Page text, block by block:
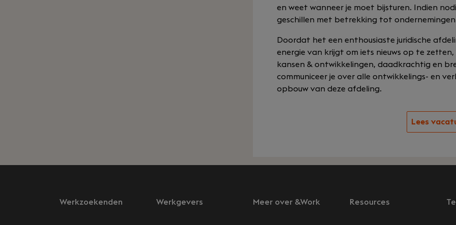
en weet wanneer je moet bijsturen. Indien
geschillen met betrekking tot
Doordat het een enthousiaste juridische
energie van krijgt om iets nieuws op te
kansen & ontwikkelingen, daadkrachtig en
communiceer je over alle ontwikkelings- en
opbouw van deze afdeling.
Lees
Werkzoekenden Werkgevers Meer over &Work Resources